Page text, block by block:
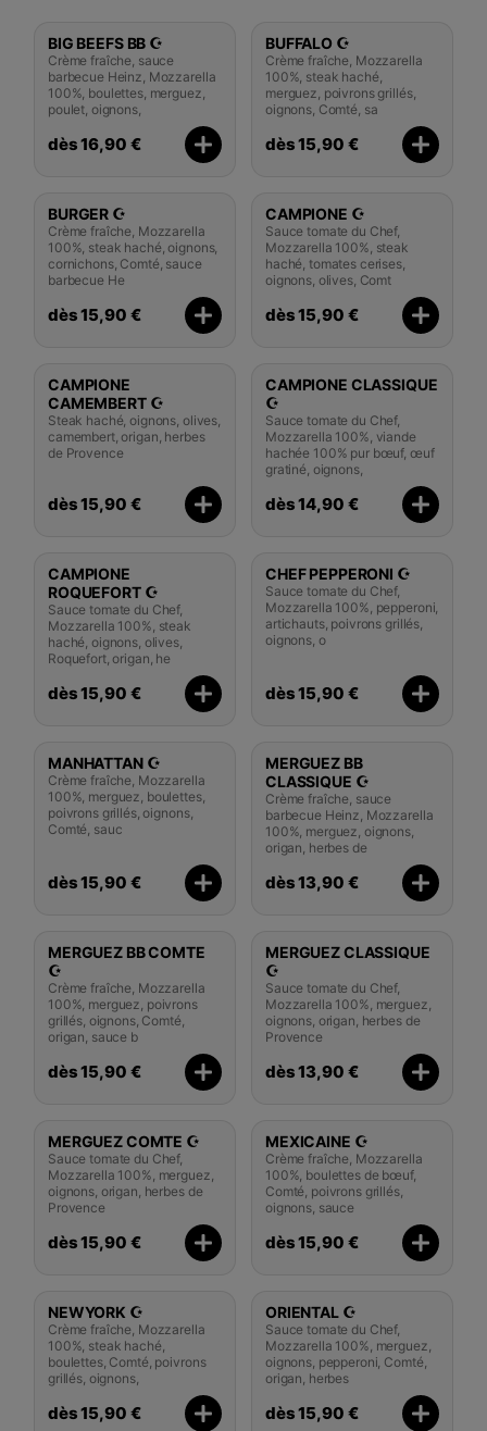
BIG BEEFS BB ☪️
Crème fraîche, sauce
barbecue Heinz, Mozzarella
100%, boulettes, merguez,
poulet, oignons,
dès 16,90 €
BUFFALO ☪️
Crème fraîche, Mozzarella
100%, steak haché,
merguez, poivrons grillés,
oignons, Comté, sa
dès 15,90 €
BURGER ☪️
Crème fraîche, Mozzarella
100%, steak haché, oignons,
cornichons, Comté, sauce
barbecue He
dès 15,90 €
CAMPIONE ☪️
Sauce tomate du Chef,
Mozzarella 100%, steak
haché, tomates cerises,
oignons, olives, Comt
dès 15,90 €
CAMPIONE
CAMEMBERT ☪️
Steak haché, oignons, olives,
camembert, origan, herbes
de Provence
dès 15,90 €
CAMPIONE CLASSIQUE
☪️
Sauce tomate du Chef,
Mozzarella 100%, viande
hachée 100% pur bœuf, œuf
gratiné, oignons,
dès 14,90 €
CAMPIONE
ROQUEFORT ☪️
Sauce tomate du Chef,
Mozzarella 100%, steak
haché, oignons, olives,
Roquefort, origan, he
dès 15,90 €
CHEF PEPPERONI ☪️
Sauce tomate du Chef,
Mozzarella 100%, pepperoni,
artichauts, poivrons grillés,
oignons, o
dès 15,90 €
MANHATTAN ☪️
Crème fraîche, Mozzarella
100%, merguez, boulettes,
poivrons grillés, oignons,
Comté, sauc
dès 15,90 €
MERGUEZ BB
CLASSIQUE ☪️
Crème fraîche, sauce
barbecue Heinz, Mozzarella
100%, merguez, oignons,
origan, herbes de
dès 13,90 €
MERGUEZ BB COMTE
☪️
Crème fraîche, Mozzarella
100%, merguez, poivrons
grillés, oignons, Comté,
origan, sauce b
dès 15,90 €
MERGUEZ CLASSIQUE
☪️
Sauce tomate du Chef,
Mozzarella 100%, merguez,
oignons, origan, herbes de
Provence
dès 13,90 €
MERGUEZ COMTE ☪️
Sauce tomate du Chef,
Mozzarella 100%, merguez,
oignons, origan, herbes de
Provence
dès 15,90 €
MEXICAINE ☪️
Crème fraîche, Mozzarella
100%, boulettes de bœuf,
Comté, poivrons grillés,
oignons, sauce
dès 15,90 €
NEWYORK ☪️
Crème fraîche, Mozzarella
100%, steak haché,
boulettes, Comté, poivrons
grillés, oignons,
dès 15,90 €
ORIENTAL ☪️
Sauce tomate du Chef,
Mozzarella 100%, merguez,
oignons, pepperoni, Comté,
origan, herbes
dès 15,90 €